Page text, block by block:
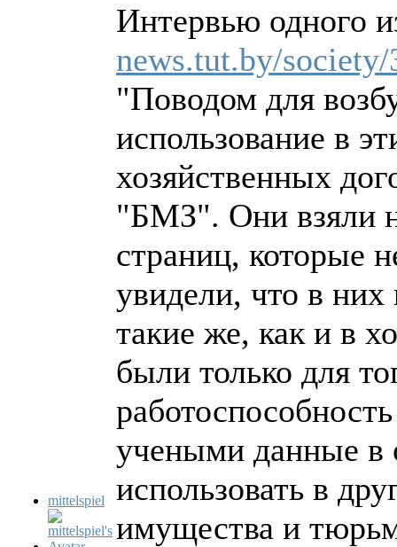
mittelspiel
Интервью одного
news.tut.by/
"Поводом для
использование в
хозяйственных
"БМЗ". Они взяли
страниц, которые
увидели, что в них
такие же, как и в
были только для
учеными данные в
использовать в
имущества и